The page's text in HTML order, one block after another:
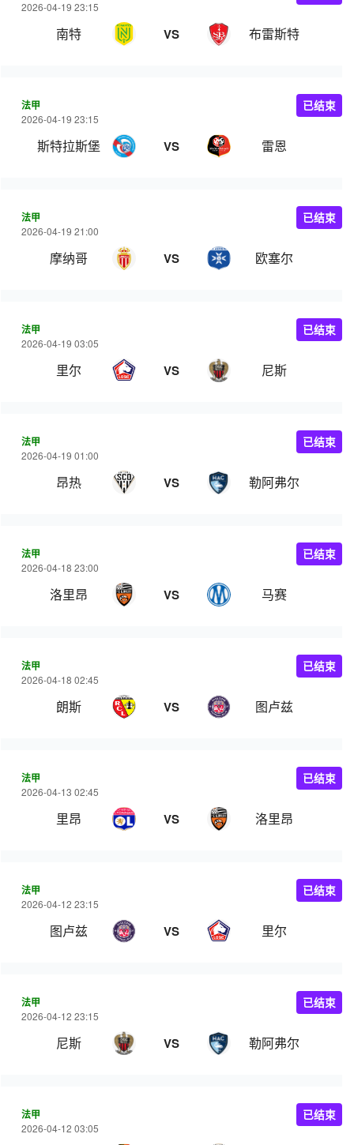
2026-04-19 23:15
南特 VS 布雷斯特
法甲
2026-04-19 23:15
斯特拉斯堡 VS 雷恩
已结束
法甲
2026-04-19 21:00
摩纳哥 VS 欧塞尔
已结束
法甲
2026-04-19 03:05
里尔 VS 尼斯
已结束
法甲
2026-04-19 01:00
昂热 VS 勒阿弗尔
已结束
法甲
2026-04-18 23:00
洛里昂 VS 马赛
已结束
法甲
2026-04-18 02:45
朗斯 VS 图卢兹
已结束
法甲
2026-04-13 02:45
里昂 VS 洛里昂
已结束
法甲
2026-04-12 23:15
图卢兹 VS 里尔
已结束
法甲
2026-04-12 23:15
尼斯 VS 勒阿弗尔
已结束
法甲
2026-04-12 03:05
已结束